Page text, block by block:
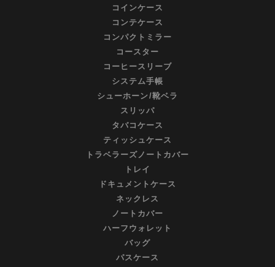
コインケース
コンテケース
コンパクトミラー
コースター
コーヒースリーブ
システム手帳
シューホーン/靴ベラ
スリッパ
タバコケース
ティッシュケース
トラベラーズノートカバー
トレイ
ドキュメントケース
ネックレス
ノートカバー
ハーフウォレット
バッグ
パスケース